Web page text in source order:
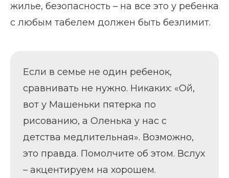
жилье, безопасность – на все это у ребенка
с любым табелем должен быть безлимит.
Если в семье не один ребенок,
сравнивать не нужно. Никаких: «Ой,
вот у Машеньки пятерка по
рисованию, а Оленька у нас с
детства медлительная». Возможно,
это правда. Помолчите об этом. Вслух
– акцентируем на хорошем.